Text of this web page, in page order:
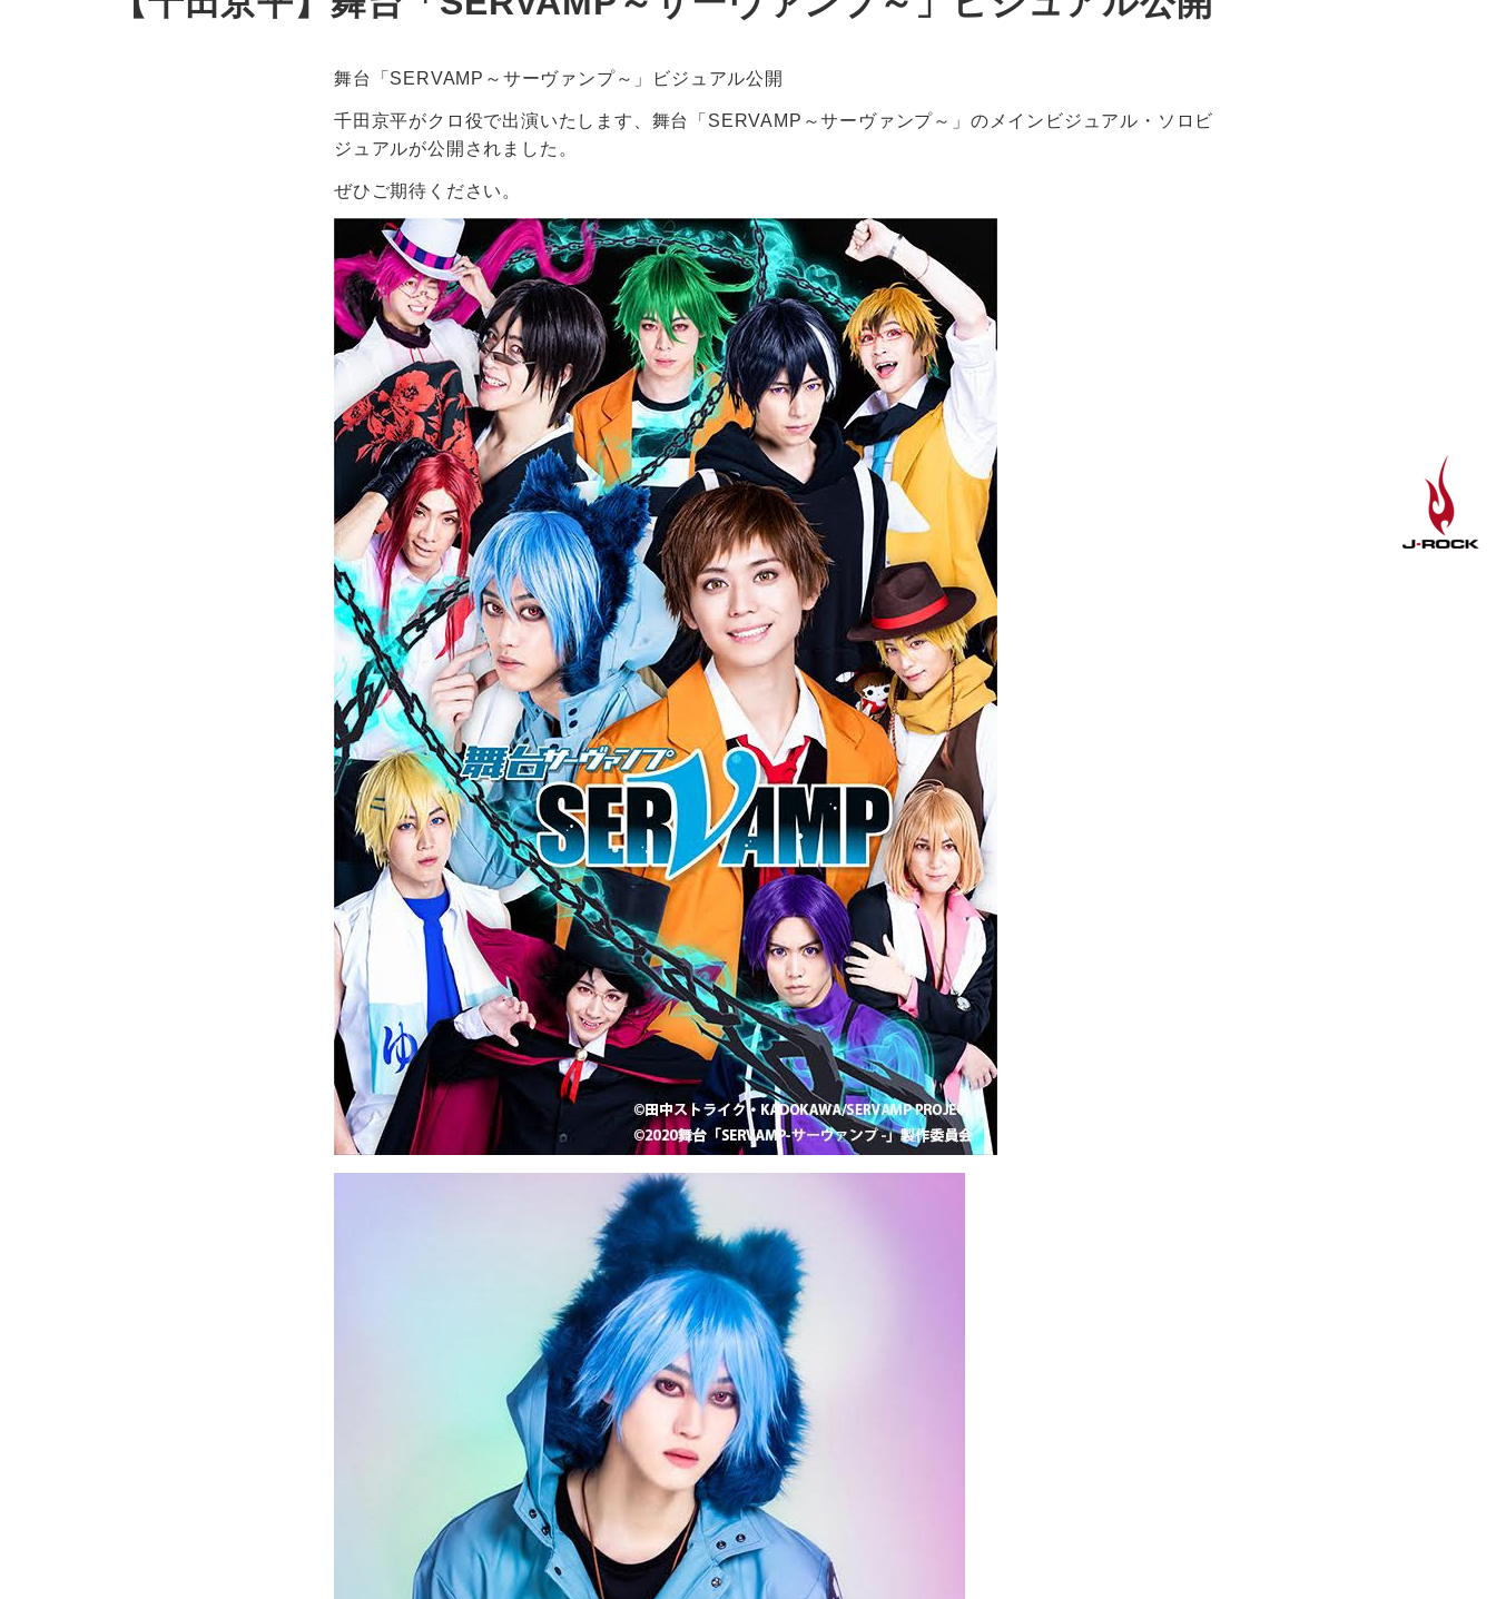
舞台「SERVAMP～サーヴァンプ～」ビジュアル公開
千田京平がクロ役で出演いたします、舞台「SERVAMP～サーヴァンプ～」のメインビジュアル・ソロビ
ジュアルが公開されました。
ぜひご期待ください。